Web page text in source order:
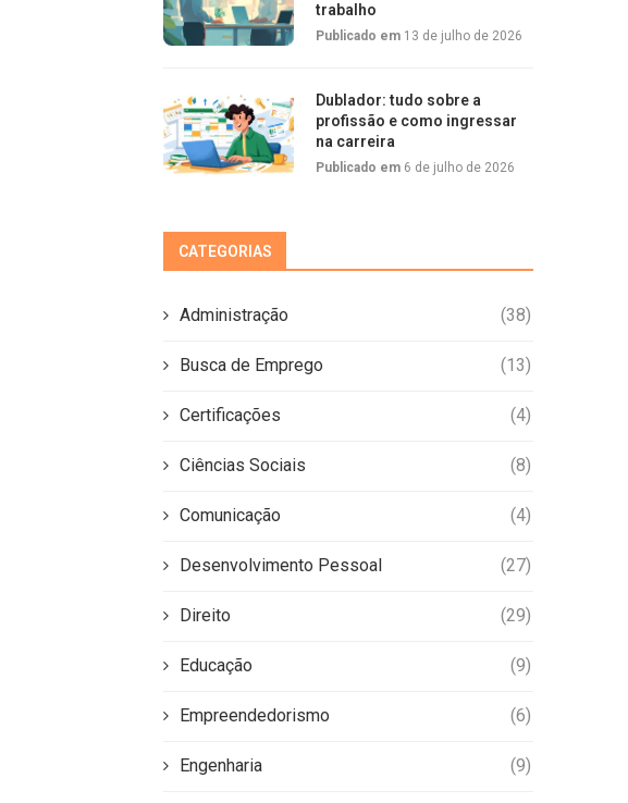
trabalho
Publicado em 13 de julho de 2026
Dublador: tudo sobre a
profissão e como ingressar
na carreira
Publicado em 6 de julho de 2026
CATEGORIAS
Administração (38)
Busca de Emprego (13)
Certificações (4)
Ciências Sociais (8)
Comunicação (4)
Desenvolvimento Pessoal (27)
Direito (29)
Educação (9)
Empreendedorismo (6)
Engenharia (9)